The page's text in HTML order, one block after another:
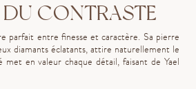
DU CONTRASTE
parfait entre finesse et caractère. Sa pierre
diamants éclatants, attire naturellement le
met en valeur chaque détail, faisant de Yael